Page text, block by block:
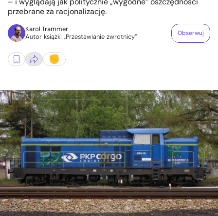
przebrane za racjonalizację.
Karol Trammer
Autor książki „Przestawianie zwrotnicy”
Obserwuj